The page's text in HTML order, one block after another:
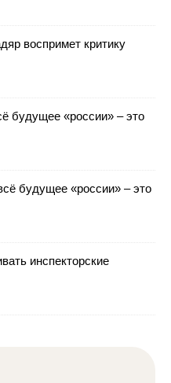
воспримет критику
будущее «россии» – это
будущее «россии» – это
инспекторские